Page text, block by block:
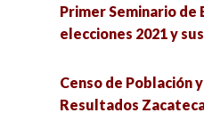
Envejecimiento y
de 18 a 35 años:
de Zacatecas 12:00 pm
Enfoque Estratégico
Las pensiones: entre el
cambio social en México
Primer Seminario
elecciones 2021 y
Censo de Población
Resultados